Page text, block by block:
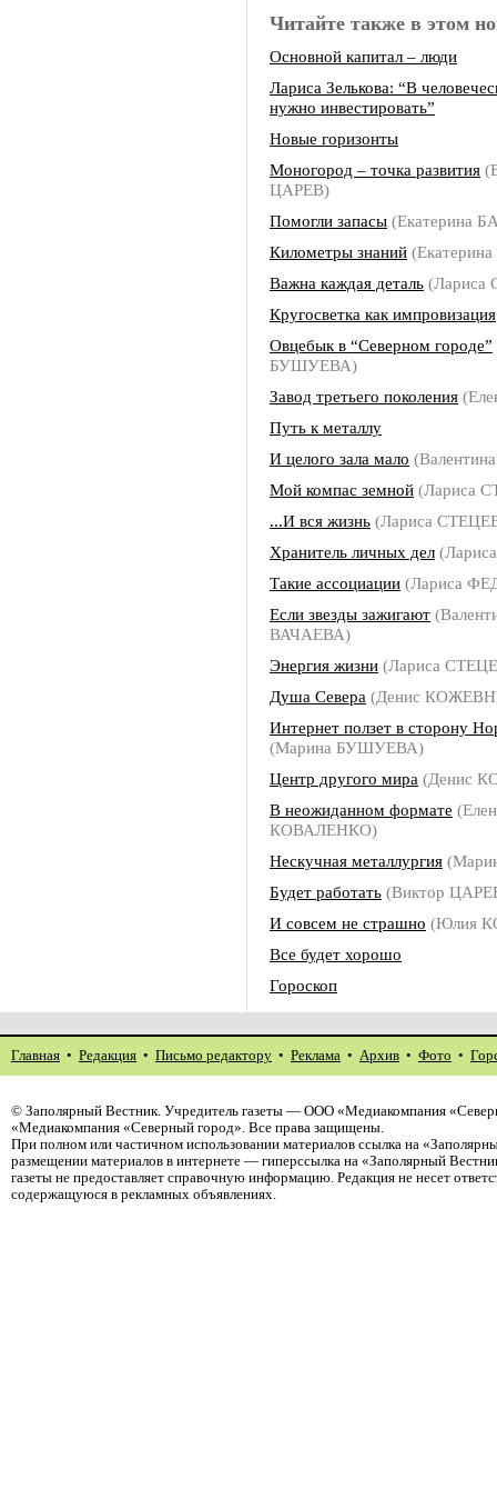
Читайте также в этом
Основной капитал – люди
Лариса Зелькова: “В
нужно инвестировать”
Новые горизонты
Моногород – точка развития
ЦАРЕВ)
Помогли запасы (Екатерина
Километры знаний
Важна каждая деталь
Кругосветка как импровизация
Овцебык в “Северном городе”
БУШУЕВА)
Завод третьего поколения
Путь к металлу
И целого зала мало
Мой компас земной (Лариса
...И вся жизнь (Лариса
Хранитель личных дел
Такие ассоциации (Лариса
Если звезды зажигают
ВАЧАЕВА)
Энергия жизни (Лариса
Душа Севера (Денис
Интернет ползет в сторону
(Марина БУШУЕВА)
Центр другого мира (Денис
В неожиданном формате
КОВАЛЕНКО)
Нескучная металлургия
Будет работать (Виктор
И совсем не страшно (Юлия
Все будет хорошо
Гороскоп
Главная • Редакция • Письмо редактору • Реклама • Архив • Фото •
© Заполярный Вестник. Учредитель газеты — ООО «Медиакомпания
«Медиакомпания «Северный город». Все права защищены.
При полном или частичном использовании материалов ссылка на
размещении материалов в интернете — гиперссылка на «Заполярный
газеты не предоставляет справочную информацию. Редакция не несет
содержащуюся в рекламных объявлениях.